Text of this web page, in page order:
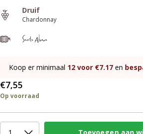
Druif
Chardonnay
Koop er minimaal 12 voor €7.17 en
€7,55
Op voorraad